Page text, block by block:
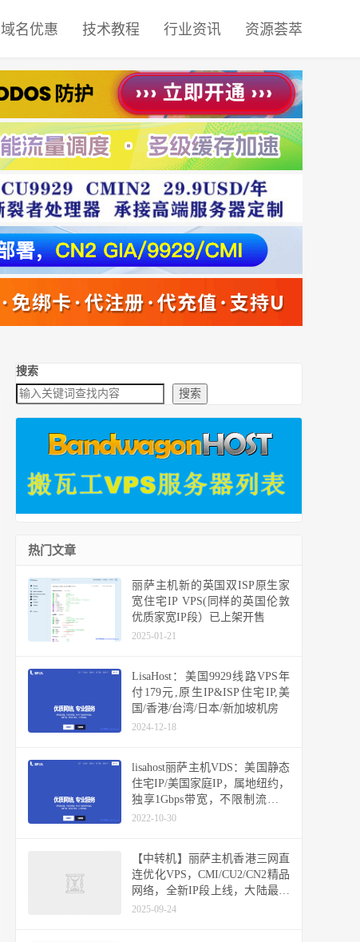
域名优惠 技术教程 行业资讯 资源荟萃
搜索
搜索
热门文章
丽萨主机新的英国双ISP原生家
宽住宅IP VPS(同样的英国伦敦
优质家宽IP段）已上架开售
2025-01-21
LisaHost：美国9929线路VPS年
付179元,原生IP&ISP住宅IP,美
国/香港/台湾/日本/新加坡机房
2024-12-18
lisahost丽萨主机VDS：美国静态
住宅IP/美国家庭IP，属地纽约，
独享1Gbps带宽，不限制流量随
便跑，解锁所有美区锁区业务
2022-10-30
【中转机】丽萨主机香港三网直
连优化VPS，CMI/CU2/CN2精品
网络，全新IP段上线，大陆最低
延迟8ms，48小时内免费换IP和
2025-09-24